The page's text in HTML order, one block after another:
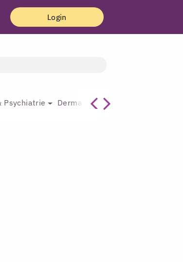
Login
Psychiatrie Dermatologie & Plastische